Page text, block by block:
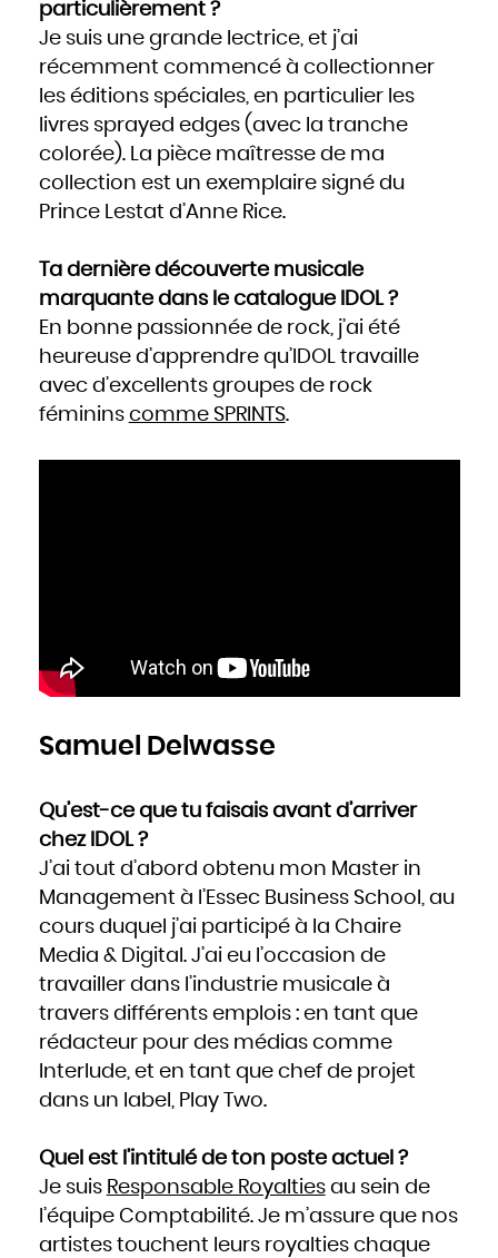
particulièrement ?
Je suis une grande lectrice, et j’ai
récemment commencé à collectionner
les éditions spéciales, en particulier les
livres sprayed edges (avec la tranche
colorée). La pièce maîtresse de ma
collection est un exemplaire signé du
Prince Lestat d’Anne Rice.
Ta dernière découverte musicale
marquante dans le catalogue IDOL ?
En bonne passionnée de rock, j’ai été
heureuse d’apprendre qu’IDOL travaille
avec d’excellents groupes de rock
féminins comme SPRINTS.
Samuel Delwasse
Qu’est-ce que tu faisais avant d’arriver
chez IDOL ?
J’ai tout d’abord obtenu mon Master in
Management à l’Essec Business School, au
cours duquel j’ai participé à la Chaire
Media & Digital. J’ai eu l’occasion de
travailler dans l’industrie musicale à
travers différents emplois : en tant que
rédacteur pour des médias comme
Interlude, et en tant que chef de projet
dans un label, Play Two.
Quel est l’intitulé de ton poste actuel ?
Je suis Responsable Royaltiesau sein de
l’équipe Comptabilité. Je m’assure que nos
artistes touchent leurs royalties chaque